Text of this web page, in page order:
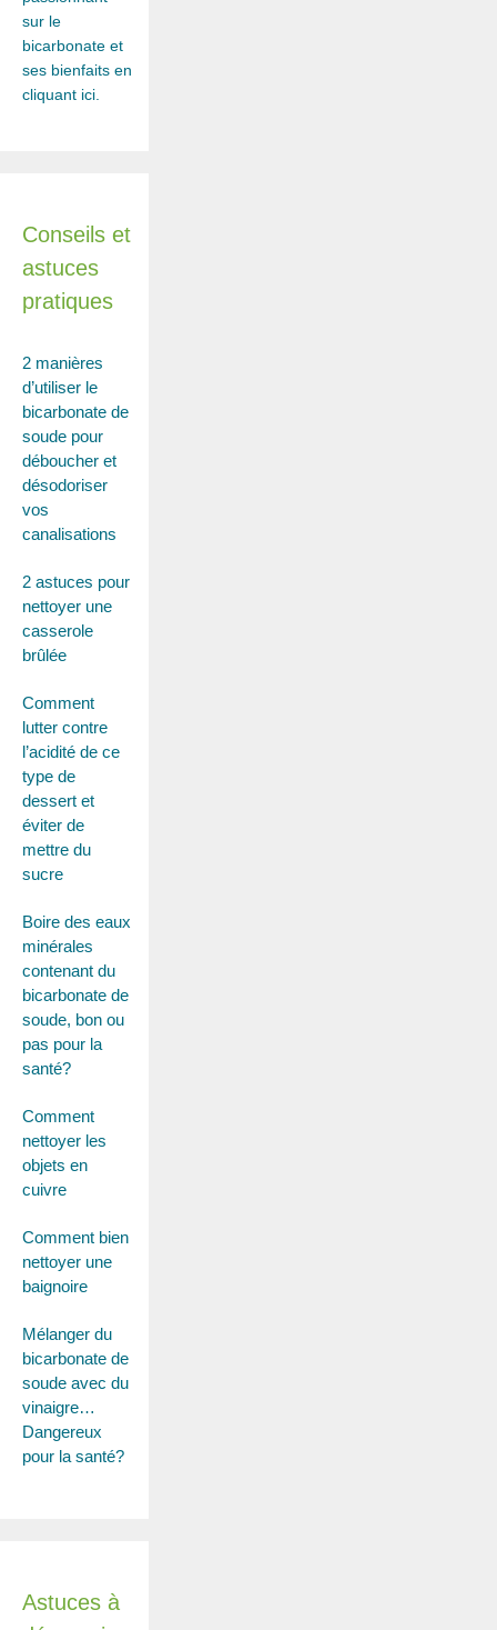
sur le
bicarbonate et
ses bienfaits en
cliquant ici.
Conseils et
astuces
pratiques
2 manières
d’utiliser le
bicarbonate de
soude pour
déboucher et
désodoriser
vos
canalisations
2 astuces pour
nettoyer une
casserole
brûlée
Comment
lutter contre
l’acidité de ce
type de
dessert et
éviter de
mettre du
sucre
Boire des eaux
minérales
contenant du
bicarbonate de
soude, bon ou
pas pour la
santé?
Comment
nettoyer les
objets en
cuivre
Comment bien
nettoyer une
baignoire
Mélanger du
bicarbonate de
soude avec du
vinaigre…
Dangereux
pour la santé?
Astuces à